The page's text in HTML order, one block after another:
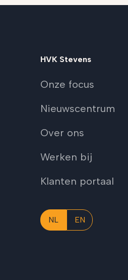
HVK Stevens
Onze focus
Nieuwscentrum
Over ons
Werken bij
Klanten portaal
NL EN